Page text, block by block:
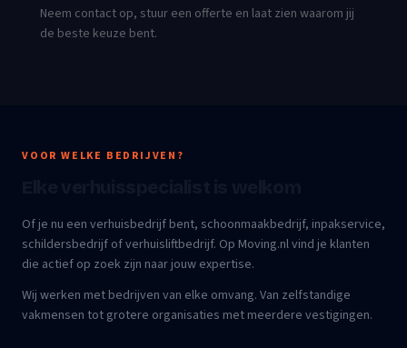
Neem contact op, stuur een offerte en laat zien waarom jij
de beste keuze bent.
VOOR WELKE BEDRIJVEN?
Of je nu een verhuisbedrijf bent, schoonmaakbedrijf, inpakservice,
schildersbedrijf of verhuisliftbedrijf. Op Moving.nl vind je klanten
die actief op zoek zijn naar jouw expertise.
Wij werken met bedrijven van elke omvang. Van zelfstandige
vakmensen tot grotere organisaties met meerdere vestigingen.